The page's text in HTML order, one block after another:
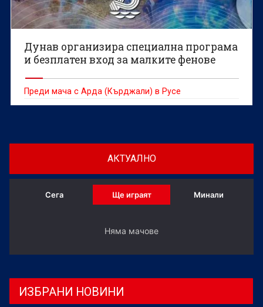
Дунав организира специална програма
и безплатен вход за малките фенове
Преди мача с Арда (Кърджали) в Русе
АКТУАЛНО
Сега Ще играят Минали
Няма мачове
ИЗБРАНИ НОВИНИ